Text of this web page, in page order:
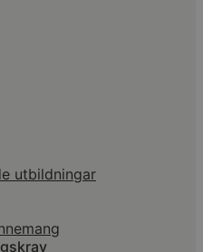
utbildningar